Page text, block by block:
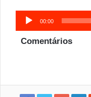
Tocador
de
áudio
00:00
Comentários